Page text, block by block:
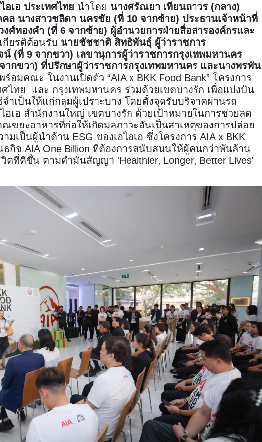
ไอเอ ประเทศไทย นำโดย นางศรัณยา เทียนถาวร (กลาง)
ล นางสาวชลิดา นครชัย (ที่ 10 จากซ้าย) ประธานเจ้าหน้าที่
ศ์ทองคำ (ที่ 6 จากซ้าย) ผู้อำนวยการฝ่ายสื่อสารองค์กรและ
กียรติต้อนรับ นายชัชชาติ สิทธิพันธุ์ ผู้ว่าราชการ
(ที่ 9 จากขวา) เลขานุการผู้ว่าราชการกรุงเทพมหานคร
กขวา) ที่ปรึกษาผู้ว่าราชการกรุงเทพมหานคร และนางพรพัน
ร้อมคณะ ในงานเปิดตัว “AIA x BKK Food Bank” โครงการ
ศไทย และ กรุงเทพมหานคร ร่วมด้วยเขตบางรัก เพื่อแบ่งปัน
ำเป็นให้แก่กลุ่มผู้เปราะบาง โดยตั้งจุดรับบริจาคผ่านรถ
อเอ สำนักงานใหญ่ เขตบางรัก ด้วยเป้าหมายในการช่วยลด
ขยะอาหารที่ก่อให้เกิดมลภาวะอันเป็นสาเหตุของการปล่อย
มเป็นผู้นำด้าน ESG ของเอไอเอ ซึ่งโครงการ AIA x BKK
กิจ AIA One Billion ที่ต้องการสนับสนุนให้ผู้คนกว่าพันล้าน
ที่ดีขึ้น ตามคำมั่นสัญญา 'Healthier, Longer, Better Lives'